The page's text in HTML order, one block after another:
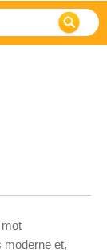
moderne et,